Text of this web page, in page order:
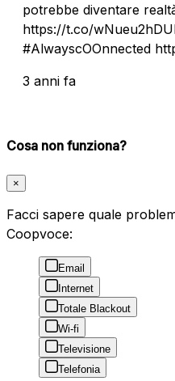
potrebbe diventare
https://t.co/
#AlwayscOOnnected
3 anni fa
Cosa non funziona?
×
Facci sapere quale
Coopvoce:
Email
Internet
Totale Blackout
Wi-fi
Televisione
Telefonia